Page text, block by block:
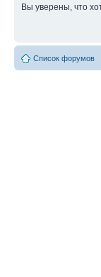
Вы уверены, что
Список форумов